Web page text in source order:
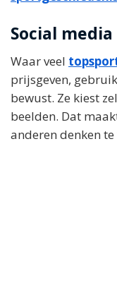
Social
Waar veel
prijsgeven,
bewust. Ze kiest
beelden. Dat
anderen denken te